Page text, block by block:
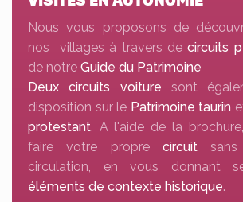
Nous vous proposons de
nos villages à travers decircuits
de notre Guide du Patrimoine
Deux circuits voiture sont
disposition sur le Patrimoine taurin
protestant. A l'aide de la
faire votre propre circuit
circulation, en vous donnant
éléments de contexte historique.